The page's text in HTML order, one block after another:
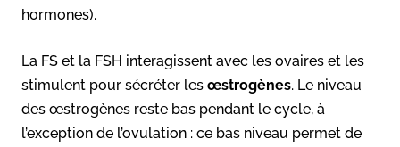
hormones).
La FS et la FSH interagissent avec les ovaires et les
stimulent pour sécréter les œstrogènes. Le niveau
des œstrogènes reste bas pendant le cycle, à
l’exception de l’ovulation : ce bas niveau permet de